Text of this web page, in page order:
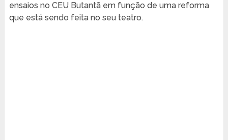
ensaios no CEU Butantã em função de uma reforma
que está sendo feita no seu teatro.